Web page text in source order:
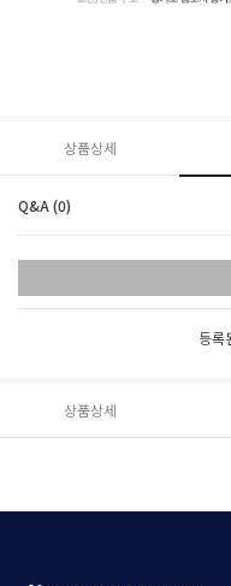
상품상세
Q&A (0)
등록
상품상세